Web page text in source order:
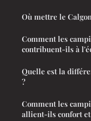
Où mettre le
Comment les
contribuent-ils à
Quelle est la
?
Comment les
allient-ils confort